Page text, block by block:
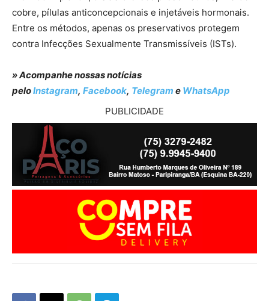
cobre, pílulas anticoncepcionais e injetáveis hormonais.
Entre os métodos, apenas os preservativos protegem
contra Infecções Sexualmente Transmissíveis (ISTs).
» Acompanhe nossas notícias
peloInstagram, Facebook, Telegram e WhatsApp
PUBLICIDADE